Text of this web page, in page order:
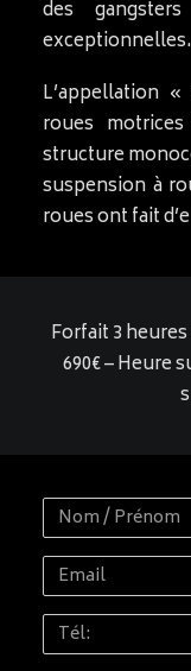
des
exceptionnelles.
L’appellation
roues
structure
suspension à
roues ont fait
Forfait 3
690€ – Heure
Nom
/
Prénom
Email
Tél: